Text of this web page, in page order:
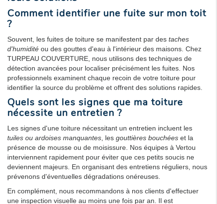
Comment identifier une fuite sur mon toit
?
Souvent, les fuites de toiture se manifestent par des taches
d'humidité ou des gouttes d'eau à l'intérieur des maisons. Chez
TURPEAU COUVERTURE, nous utilisons des techniques de
détection avancées pour localiser précisément les fuites. Nos
professionnels examinent chaque recoin de votre toiture pour
identifier la source du problème et offrent des solutions rapides.
Quels sont les signes que ma toiture
nécessite un entretien ?
Les signes d'une toiture nécessitant un entretien incluent les
tuiles ou ardoises manquantes , les gouttières bouchées et la
présence de mousse ou de moisissure. Nos équipes à Vertou
interviennent rapidement pour éviter que ces petits soucis ne
deviennent majeurs. En organisant des entretiens réguliers, nous
prévenons d'éventuelles dégradations onéreuses.
En complément, nous recommandons à nos clients d'effectuer
une inspection visuelle au moins une fois par an. Il est